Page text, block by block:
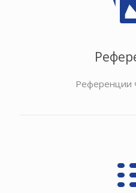
Референции